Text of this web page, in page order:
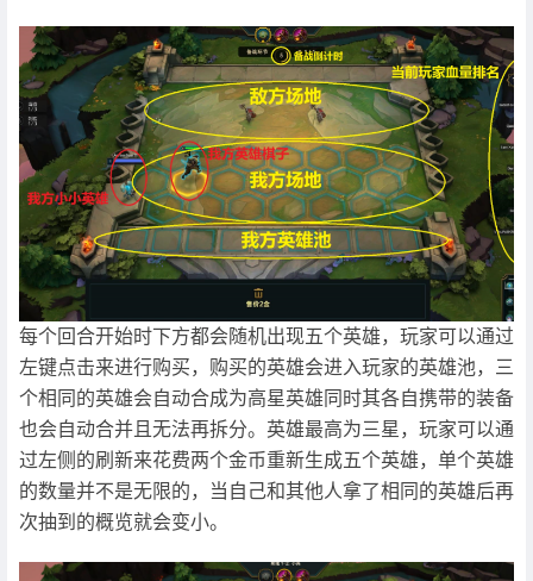
每个回合开始时下方都会随机出现五个英雄，玩家可以通过
左键点击来进行购买，购买的英雄会进入玩家的英雄池，三
个相同的英雄会自动合成为高星英雄同时其各自携带的装备
也会自动合并且无法再拆分。英雄最高为三星，玩家可以通
过左侧的刷新来花费两个金币重新生成五个英雄，单个英雄
的数量并不是无限的，当自己和其他人拿了相同的英雄后再
次抽到的概览就会变小。